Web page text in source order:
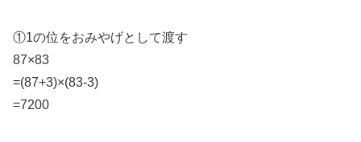
①1の位をおみやげとして渡す
87×83
=(87+3)×(83-3)
=7200